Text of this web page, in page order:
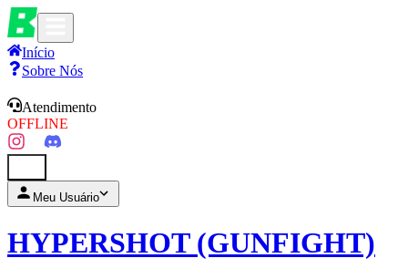
Início
Sobre Nós
Atendimento
OFFLINE
Meu Usuário
HYPERSHOT (GUNFIGHT)